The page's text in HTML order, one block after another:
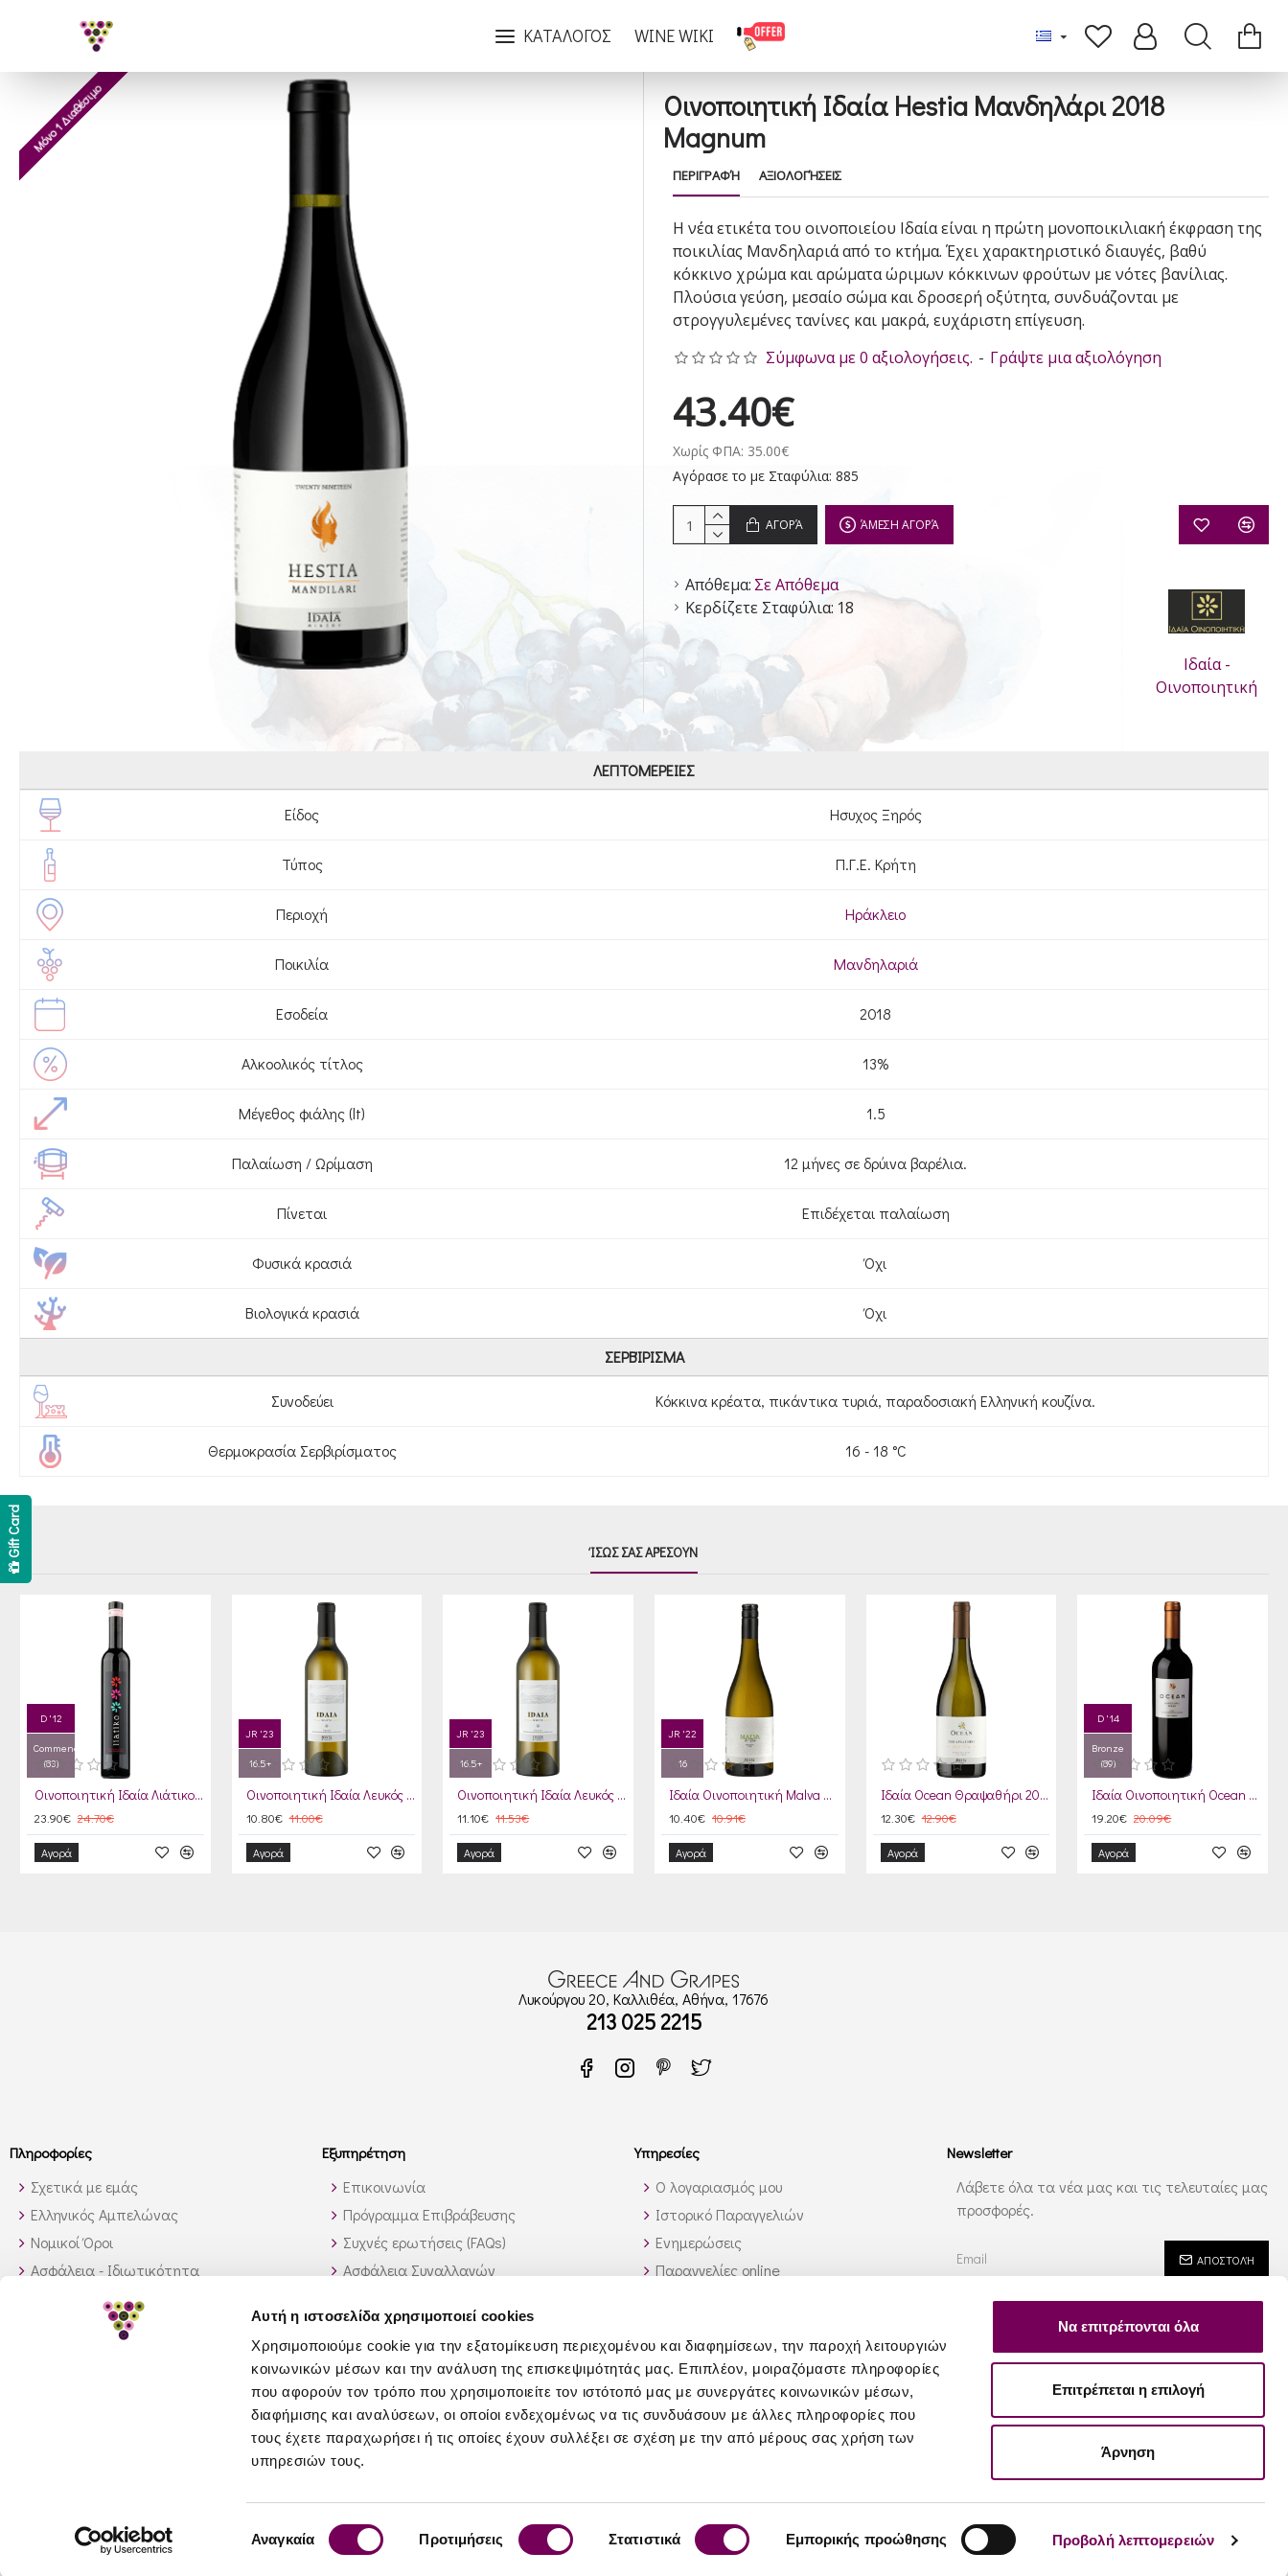
Αυτή η ιστοσελίδα χρησιμοποιεί cookies
Χρησιμοποιούμε cookie για την εξατομίκευση περιεχομένου και διαφημίσεων, την παροχή λειτουργιών
κοινωνικών μέσων και την ανάλυση της επισκεψιμότητάς μας. Επιπλέον, μοιραζόμαστε πληροφορίες
που αφορούν τον τρόπο που χρησιμοποιείτε τον ιστότοπό μας με συνεργάτες κοινωνικών μέσων,
διαφήμισης και αναλύσεων, οι οποίοι ενδεχομένως να τις συνδυάσουν με άλλες πληροφορίες που
τους έχετε παραχωρήσει ή τις οποίες έχουν συλλέξει σε σχέση με την από μέρους σας χρήση των
υπηρεσιών τους.
συγκατάθεσης
Αναγκαία Προτιμήσεις Στατιστικά Εμπορικής προώθησης Προβολή λεπτομερειών
Να επιτρέπονται όλα
Επιτρέπεται η επιλογή
Άρνηση
ΚΑΤΑΛΟΓΟΣ WINE WIKI
Οινοποιητική Ιδαία Hestia Μανδηλάρι 2018 Magnum
Μόνο 1 Διαθέσιμο
Οινοποιητική Ιδαία Hestia Μανδηλάρι 2018
Magnum
ΠΕΡΙΓΡΑΦΉ ΑΞΙΟΛΟΓΉΣΕΙΣ
Η νέα ετικέτα του οινοποιείου Ιδαία είναι η πρώτη μονοποικιλιακή έκφραση της
ποικιλίας Μανδηλαριά από το κτήμα. Έχει χαρακτηριστικό διαυγές, βαθύ
κόκκινο χρώμα και αρώματα ώριμων κόκκινων φρούτων με νότες βανίλιας.
Πλούσια γεύση, μεσαίο σώμα και δροσερή οξύτητα, συνδυάζονται με
στρογγυλεμένες τανίνες και μακρά, ευχάριστη επίγευση.
Απόθεμα: Σε Απόθεμα
Κερδίζετε Σταφύλια: 18
Ιδαία -
Οινοποιητική
Σύμφωνα με 0 αξιολογήσεις. - Γράψτε μια αξιολόγηση
43.40€
Χωρίς ΦΠΑ: 35.00€
Αγόρασε το με Σταφύλια: 885
ΑΓΟΡΆ ΆΜΕΣΗ ΑΓΟΡΆ
ΛΕΠΤΟΜΈΡΕΙΕΣ
Είδος Ησυχος Ξηρός
Τύπος Π.Γ.Ε. Κρήτη
Περιοχή Ηράκλειο
Ποικιλία Μανδηλαριά
Εσοδεία 2018
Αλκοολικός τίτλος 13%
Μέγεθος φιάλης (lt) 1.5
Παλαίωση / Ωρίμαση 12 μήνες σε δρύινα βαρέλια.
Πίνεται Επιδέχεται παλαίωση
Φυσικά κρασιά Όχι
Βιολογικά κρασιά Όχι
ΣΕΡΒΊΡΙΣΜΑ
Συνοδεύει Κόκκινα κρέατα, πικάντικα τυριά, παραδοσιακή Ελληνική κουζίνα.
Θερμοκρασία Σερβιρίσματος 16 - 18 °C
ΊΣΩΣ ΣΑΣ ΑΡΈΣΟΥΝ
D '12
Commended
(83)
Οινοποιητική Ιδαία Λιάτικο 2013
23.90€ 24.70€
Αγορά
JR '23
16.5+
Οινοποιητική Ιδαία Λευκός 2023
10.80€ 11.00€
Αγορά
JR '23
16.5+
Οινοποιητική Ιδαία Λευκός 2024
11.10€ 11.53€
Αγορά
JR '22
16
Ιδαία Οινοποιητική Malva di Crète 2024
10.40€ 10.91€
Αγορά
Ιδαία Ocean Θραψαθήρι 2024
12.30€ 12.90€
Αγορά
D '14
Bronze
(89)
Ιδαία Οινοποιητική Ocean Ερυθρός 2021
19.20€ 20.09€
Αγορά
Gift Card
Λυκούργου 20, Καλλιθέα, Αθήνα, 17676
213 025 2215
Πληροφορίες
Σχετικά με εμάς
Ελληνικός Αμπελώνας
Νομικοί Όροι
Ασφάλεια - Ιδιωτικότητα
Τρόποι Αποστολής
Διαθεσιμότητα προϊόντων
Εξυπηρέτηση
Επικοινωνία
Πρόγραμμα Επιβράβευσης
Συχνές ερωτήσεις (FAQs)
Ασφάλεια Συναλλαγών
Πως θα βρώ αυτό που ψάχνω;
Υπηρεσίες
Ο λογαριασμός μου
Ιστορικό Παραγγελιών
Ενημερώσεις
Παραγγελίες online
Συνεργάτες
Τροφοδοσία Σκαφών
Επιχειρηματικό Δώρο
Newsletter
Λάβετε όλα τα νέα μας και τις τελευταίες μας
προσφορές.
ΑΠΟΣΤΟΛΉ